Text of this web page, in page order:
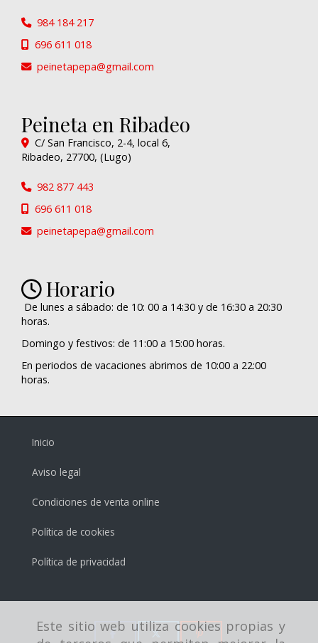
Este sitio web utiliza cookies propias y
984 184 217
696 611 018
peinetapepa
gmail.com
Peineta en Ribadeo
C/ San Francisco, 2-4, local 6,
Ribadeo, 27700, (Lugo)
982 877 443
696 611 018
peinetapepa
gmail.com
Horario
De lunes a sábado: de 10: 00 a 14:30 y de 16:30 a 20:30
horas.
Domingo y festivos: de 11:00 a 15:00 horas.
En periodos de vacaciones abrimos de 10:00 a 22:00
horas.
Inicio
Aviso legal
Condiciones de venta online
Política de cookies
Política de privacidad